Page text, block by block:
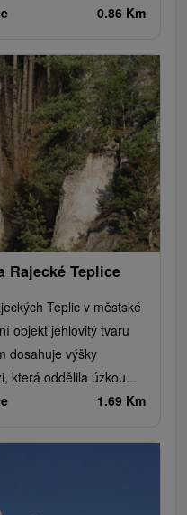
0.86 Km
Rajecké Teplice
Teplic v městské
objekt jehlovitý tvaru
dosahuje výšky
která oddělila úzkou...
1.69 Km